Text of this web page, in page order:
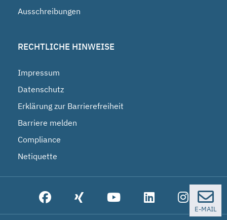
Ausschreibungen
RECHTLICHE HINWEISE
Impressum
Datenschutz
Erklärung zur Barrierefreiheit
Barriere melden
Compliance
Netiquette
E-MAIL